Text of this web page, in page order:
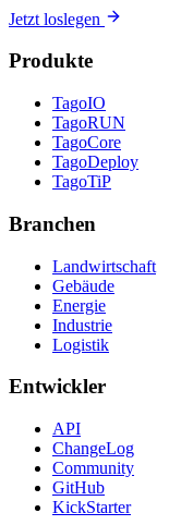
Jetzt loslegen
Produkte
TagoIO
TagoRUN
TagoCore
TagoDeploy
TagoTiP
Branchen
Landwirtschaft
Gebäude
Energie
Industrie
Logistik
Entwickler
API
ChangeLog
Community
GitHub
KickStarter